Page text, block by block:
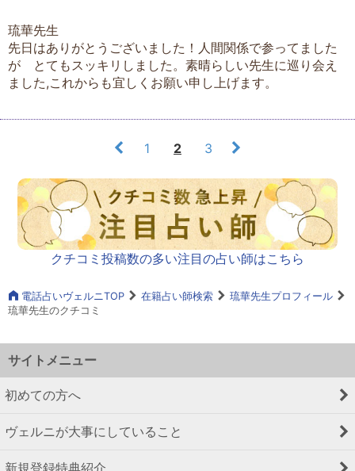
琉華先生
先日はありがとうございました！人間関係で参ってました
が とてもスッキリしました。素晴らしい先生に巡り会え
ました,これからも宜しくお願い申し上げます。
1 2 3
クチコミ投稿数の多い注目の占い師はこちら
電話占いヴェルニTOP 在籍占い師検索
琉華先生プロフィール
琉華先生のクチコミ
サイトメニュー
初めての方へ
ヴェルニが大事にしていること